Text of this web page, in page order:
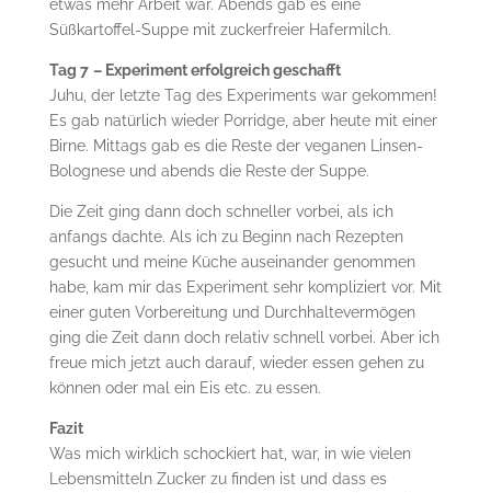
etwas mehr Arbeit war. Abends gab es eine
Süßkartoffel-Suppe mit zuckerfreier Hafermilch.
Tag 7 – Experiment erfolgreich geschafft
Juhu, der letzte Tag des Experiments war gekommen!
Es gab natürlich wieder Porridge, aber heute mit einer
Birne. Mittags gab es die Reste der veganen Linsen-
Bolognese und abends die Reste der Suppe.
Die Zeit ging dann doch schneller vorbei, als ich
anfangs dachte. Als ich zu Beginn nach Rezepten
gesucht und meine Küche auseinander genommen
habe, kam mir das Experiment sehr kompliziert vor. Mit
einer guten Vorbereitung und Durchhaltevermögen
ging die Zeit dann doch relativ schnell vorbei. Aber ich
freue mich jetzt auch darauf, wieder essen gehen zu
können oder mal ein Eis etc. zu essen.
Fazit
Was mich wirklich schockiert hat, war, in wie vielen
Lebensmitteln Zucker zu finden ist und dass es